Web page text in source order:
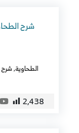
الطحاوية,شرح
2,438